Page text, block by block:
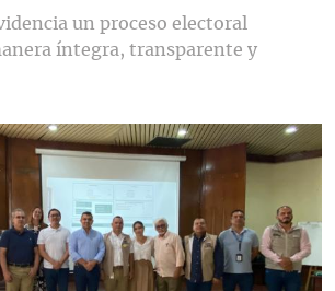
un proceso electoral
íntegra, transparente y
principal